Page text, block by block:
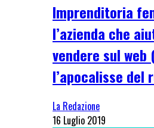
Imprenditoria
l’azienda che
vendere sul
l’apocalisse del
La Redazione
16 Luglio 2019